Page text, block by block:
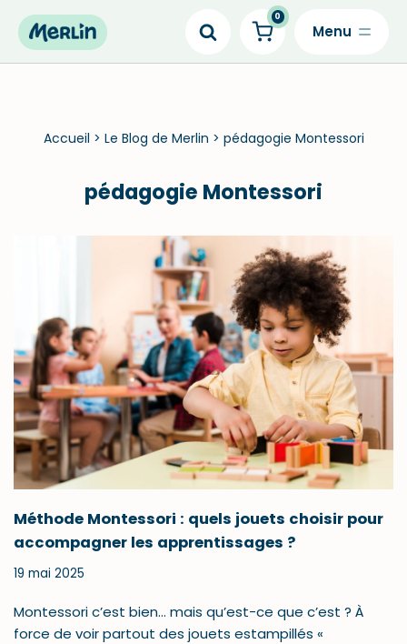
Skip
0
Accueil > Le Blog de Merlin > pédagogie Montessori
pédagogie Montessori
Méthode Montessori : quels jouets choisir pour
accompagner les apprentissages ?
19 mai 2025
Montessori c’est bien… mais qu’est-ce que c’est ? À
force de voir partout des jouets estampillés «